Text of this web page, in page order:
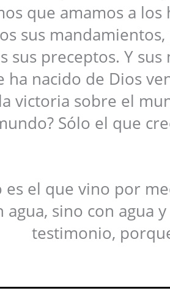
que amamos a
sus
sus preceptos. Y
ha nacido de Dios
victoria sobre el
Sólo el que
es el que vino por
agua, sino con agua
testimonio,